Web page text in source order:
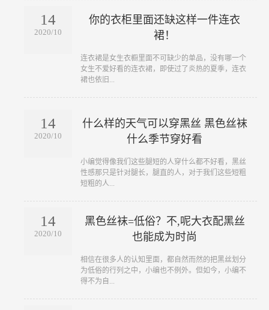
14
2020/10
你的衣柜里面还缺这样一件连衣
裙！
​连衣裙是女生衣橱里面不可缺少的单品，没有哪一个
女生不爱好看的连衣裙，即使过了炎热的夏季，连衣
裙也依旧...
14
2020/10
什么样的天气可以穿黑丝 黑色丝袜
什么季节穿好看
​小编觉得像我们这些腿短的人穿什么都不好看，黑丝
性感那只是针对腿长，腿直的人，对于我们这些短粗
短粗的人...
14
2020/10
黑色丝袜=低俗？不,呢大衣配黑丝
也能成为时尚
​相信在很多人的认知里面，都自然而然的把黑丝划分
为低俗的行列之中，小编也不例外。但如今，小编不
得不为自...